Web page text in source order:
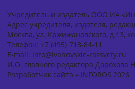
Учредитель и издатель ООО ИА
Адрес учредителя, издателя,
Москва, ул. Кржижановского, д.13,
Телефон: +7 (495) 718-84-11
E-mail: info@ivanovskie-rassvety.ru
И.О. главного редактора Дорохова
Разработчик сайта – INFOROS 2026